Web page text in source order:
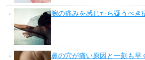
腕の痛みを感じたら疑うべき
鼻の穴が痛い原因と一刻も早